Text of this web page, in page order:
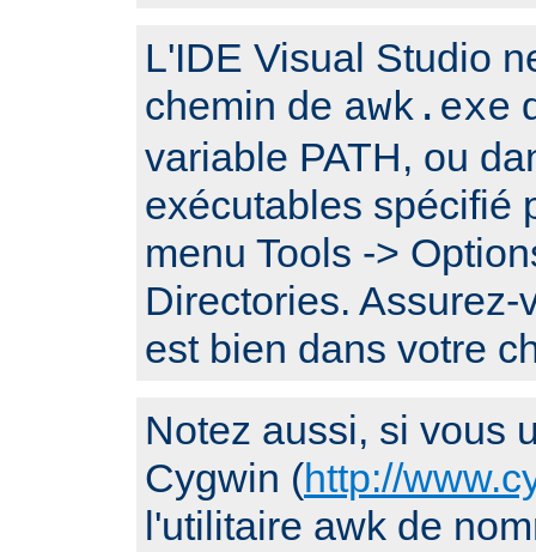
L'IDE Visual Studio
chemin de awk.exe
variable PATH, ou
exécutables spécifié
menu Tools ->
Directories.
est bien dans votre
Notez aussi, si vous
Cygwin (http://
l'utilitaire awk de